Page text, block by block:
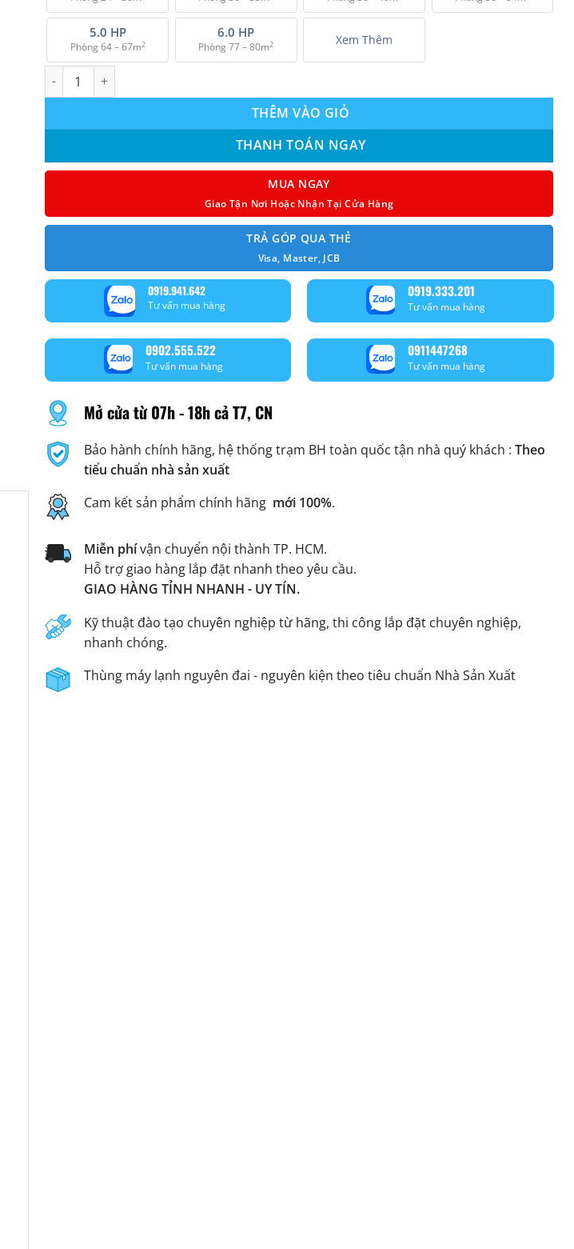
₫ 61.000.000.
5.0 HP
Phòng 64 – 67m2
6.0 HP
Phòng 77 – 80m2 Xem Thêm
Máy lạnh tủ đứng Daikin FVA140AMVM (6.0Hp) inverter - 1 pha số lượng
THÊM VÀO GIỎ
THANH TOÁN NGAY
MUA NGAY
Giao Tận Nơi Hoặc Nhận Tại Cửa Hàng
TRẢ GÓP QUA THẺ
Visa, Master, JCB
0919.941.642
Tư vấn mua hàng
0919.333.201
Tư vấn mua hàng
0902.555.522
Tư vấn mua hàng
0911447268
Tư vấn mua hàng
Mở cửa từ 07h - 18h cả T7, CN
Bảo hành chính hãng, hệ thống trạm BH toàn quốc tận nhà quý khách : Theo
tiểu chuẩn nhà sản xuất
Cam kết sản phẩm chính hãng mới 100%.
Miễn phívận chuyển nội thành TP. HCM.
Hỗ trợ giao hàng lắp đặt nhanh theo yêu cầu.
GIAO HÀNG TỈNH NHANH - UY TÍN.
Kỹ thuật đào tạo chuyên nghiệp từ hãng, thi công lắp đặt chuyên nghiệp,
nhanh chóng.
Thùng máy lạnh nguyên đai - nguyên kiện theo tiêu chuẩn Nhà Sản Xuất